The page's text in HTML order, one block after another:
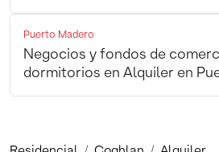
Puerto Madero
Negocios y fondos de
dormitorios en Alquiler en